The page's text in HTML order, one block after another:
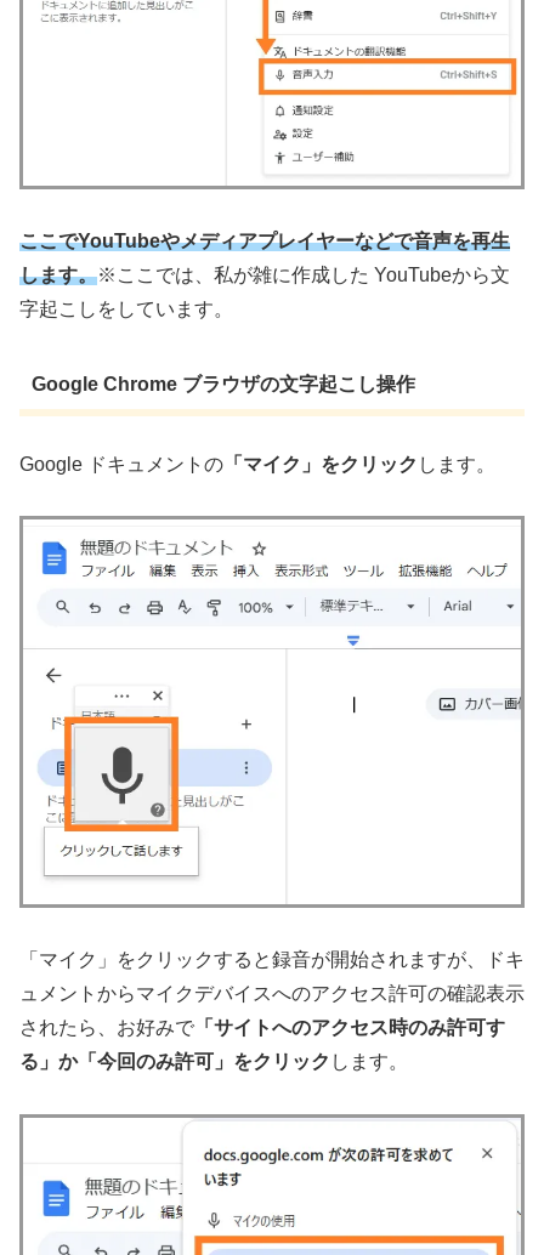
ここでYouTubeやメディアプレイヤーなどで音声を再生
します。※ここでは、私が雑に作成した YouTubeから文
字起こしをしています。
Google Chrome ブラウザの文字起こし操作
Google ドキュメントの 「マイク」をクリック します。
「マイク」をクリックすると録音が開始されますが、ドキ
ュメントからマイクデバイスへのアクセス許可の確認表示
されたら、お好みで 「サイトへのアクセス時のみ許可す
る」か「今回のみ許可」をクリック します。